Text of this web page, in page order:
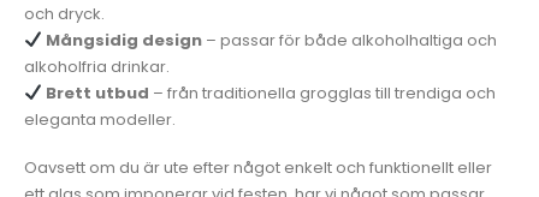
och dryck.
Mångsidig design– passar för både alkoholhaltiga och
alkoholfria drinkar.
Brett utbud – från traditionella grogglas till trendiga och
eleganta modeller.
Oavsett om du är ute efter något enkelt och funktionellt eller